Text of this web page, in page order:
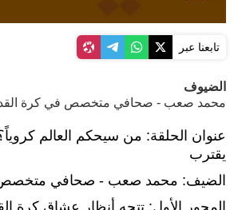
تابعنا عبر
الضيوف
محمد صعب - صحافي متخصص في كرة
يقترب
الضيف: محمد صعب - صحافي متخصص
المحور الأول: تتجه أنظار عشاق كرة